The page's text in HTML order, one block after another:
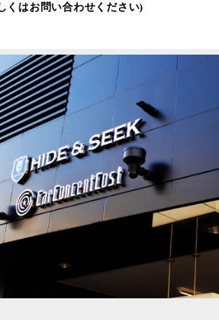
くはお問い合わせください)